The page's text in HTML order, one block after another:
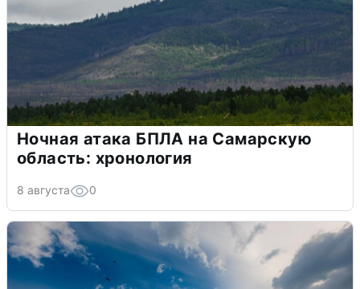
Ночная атака БПЛА на Самарскую
область: хронология
8 августа 0